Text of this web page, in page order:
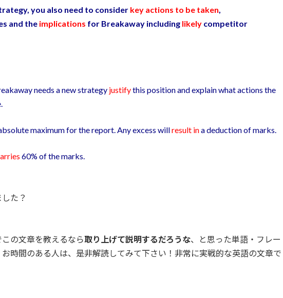
, you also need to consider key actions to be taken
and the implications for Breakaway including likely competitor
needs a new strategy justifythis position and explain what actions the
maximum for the report. Any excess willresult ina deduction of marks.
60% of the marks.
た？
の文章を教えるなら取り上げて説明するだろうな、と思った単語・フレー
時間のある人は、是非解読してみて下さい！非常に実戦的な英語の文章で